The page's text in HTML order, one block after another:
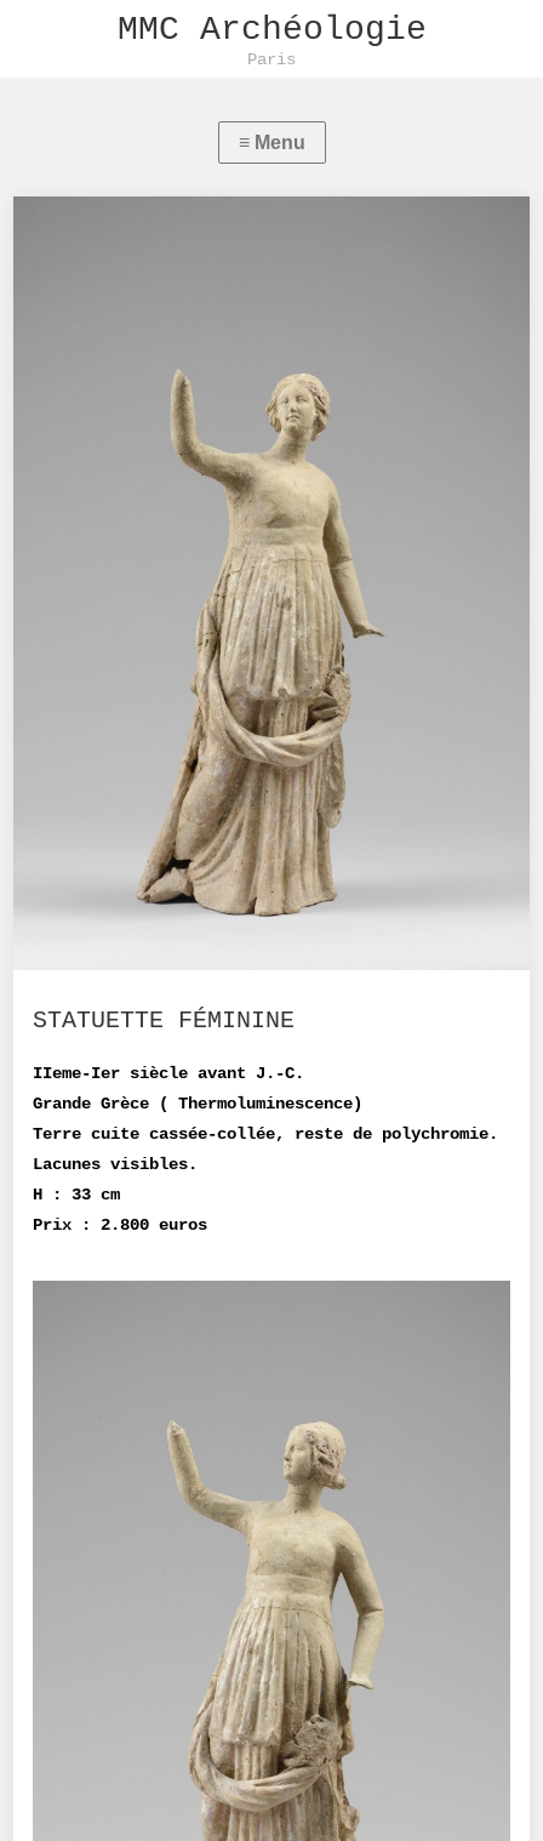
MMC Archéologie
Paris
STATUETTE FÉMININE
IIeme-Ier siècle avant J.-C.
Grande Grèce ( Thermoluminescence)
Terre cuite cassée-collée, reste de polychromie.
Lacunes visibles.
H : 33 cm
Prix : 2.800 euros